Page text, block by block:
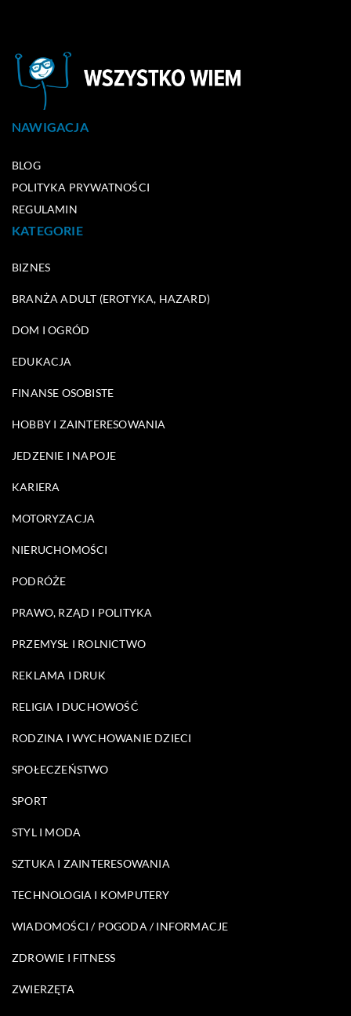
NAWIGACJA
BLOG
POLITYKA PRYWATNOŚCI
REGULAMIN
KATEGORIE
BIZNES
BRANŻA ADULT (EROTYKA, HAZARD)
DOM I OGRÓD
EDUKACJA
FINANSE OSOBISTE
HOBBY I ZAINTERESOWANIA
JEDZENIE I NAPOJE
KARIERA
MOTORYZACJA
NIERUCHOMOŚCI
PODRÓŻE
PRAWO, RZĄD I POLITYKA
PRZEMYSŁ I ROLNICTWO
REKLAMA I DRUK
RELIGIA I DUCHOWOŚĆ
RODZINA I WYCHOWANIE DZIECI
SPOŁECZEŃSTWO
SPORT
STYL I MODA
SZTUKA I ZAINTERESOWANIA
TECHNOLOGIA I KOMPUTERY
WIADOMOŚCI / POGODA / INFORMACJE
ZDROWIE I FITNESS
ZWIERZĘTA